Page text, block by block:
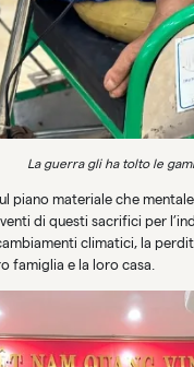
La guerra gli ha tolto le
piano materiale che
di questi sacrifici per
climatici, la
famiglia e la loro casa.